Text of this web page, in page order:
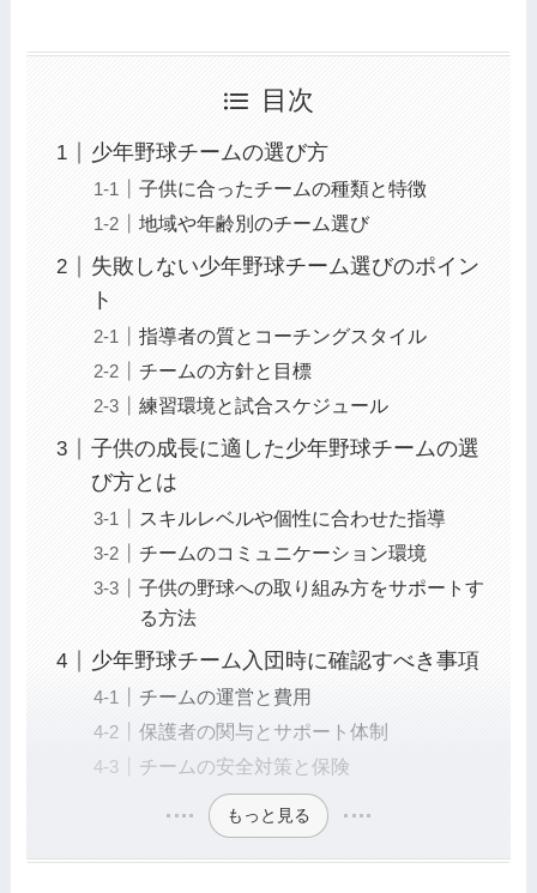
目次
少年野球チームの選び方
子供に合ったチームの種類と特徴
地域や年齢別のチーム選び
失敗しない少年野球チーム選びのポイン
ト
指導者の質とコーチングスタイル
チームの方針と目標
練習環境と試合スケジュール
子供の成長に適した少年野球チームの選
び方とは
スキルレベルや個性に合わせた指導
チームのコミュニケーション環境
子供の野球への取り組み方をサポートす
る方法
少年野球チーム入団時に確認すべき事項
チームの運営と費用
保護者の関与とサポート体制
チームの安全対策と保険
もっと見る